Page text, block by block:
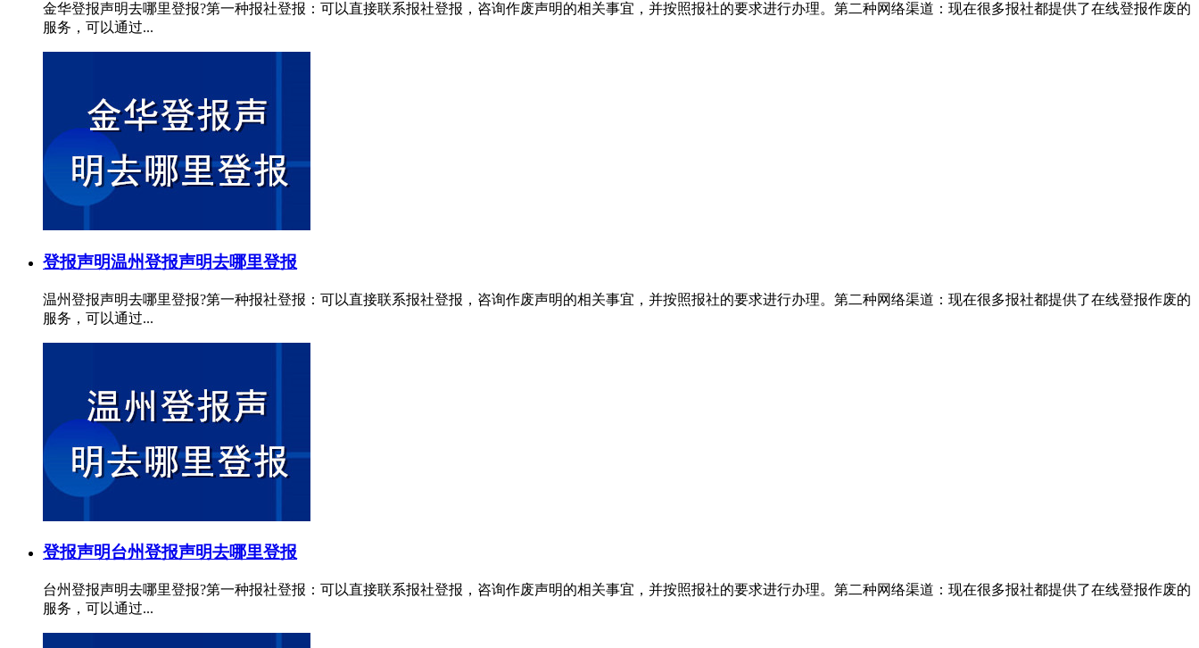
金华登报声明去哪里登报?第一种报社登报：可以直接联系报社登报，咨询作废声明的相关事宜，并按照报社的要求进行办理。第二种网络渠道：现在很多报社都提供了在线登报作废的
服务，可以通过...
登报声明温州登报声明去哪里登报
温州登报声明去哪里登报?第一种报社登报：可以直接联系报社登报，咨询作废声明的相关事宜，并按照报社的要求进行办理。第二种网络渠道：现在很多报社都提供了在线登报作废的
服务，可以通过...
登报声明台州登报声明去哪里登报
台州登报声明去哪里登报?第一种报社登报：可以直接联系报社登报，咨询作废声明的相关事宜，并按照报社的要求进行办理。第二种网络渠道：现在很多报社都提供了在线登报作废的
服务，可以通过...